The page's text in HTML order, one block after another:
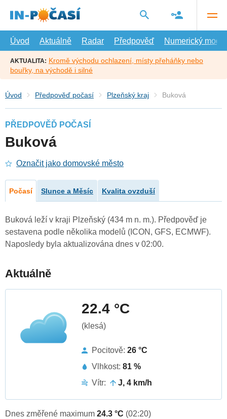
hlavní
Úvod
Aktuálně Radar Předpověď Numerický model
AKTUALITA: Kromě východu ochlazení, místy přeháňky nebo
bouřky, na východě i silné
Úvod Předpověď počasí Plzeňský kraj Buková
PŘEDPOVĚĎ POČASÍ
Buková
Označit jako domovské město
Počasí Slunce a Měsíc Kvalita ovzduší
Buková leží v kraji Plzeňský (434 m n. m.). Předpověď je
sestavena podle několika modelů (ICON, GFS, ECMWF).
Naposledy byla aktualizována dnes v 02:00.
Aktuálně
22.4 °C
(klesá)
Pocitově: 26 °C
Vlhkost: 81 %
Vítr:
J, 4 km/h
Dnes změřené maximum 24.3 °C (02:20)